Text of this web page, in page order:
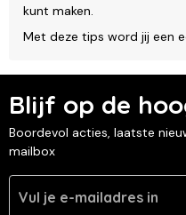
kunt maken.
Met deze tips word jij een
Blijf op de
Boordevol acties, laatste
mailbox